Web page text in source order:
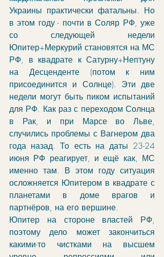
Украины практически фатальны. Но
в этом году - почти в Соляр РФ, уже
со следующей недели
Юпитер+Меркурий становятся на МС
РФ, в квадрате к Сатурну+Нептуну
на Десценденте (потом к ним
присоединится и Солнце). Эти две
недели могут быть пиком испытаний
для РФ. Как раз с переходом Солнца
в Рак, и при Марсе во Льве,
случились проблемы с Вагнером два
года назад. То есть на даты 23-24
июня РФ реагирует, и ещё как, МС
именно там. В этом году ситуация
осложняется Юпитером в квадрате с
планетами в доме врагов и
партнёров, на его вершине.
Юпитер на стороне властей РФ,
поэтому дело может закончиться
какими-то чистками на высшем